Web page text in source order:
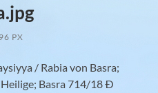
PX
/ Rabia von Basra;
Basra 714/18 Ð